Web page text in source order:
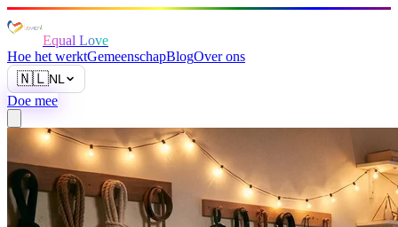
Equal Love
Hoe het werktGemeenschapBlogOver ons
🇳🇱NL
Doe mee